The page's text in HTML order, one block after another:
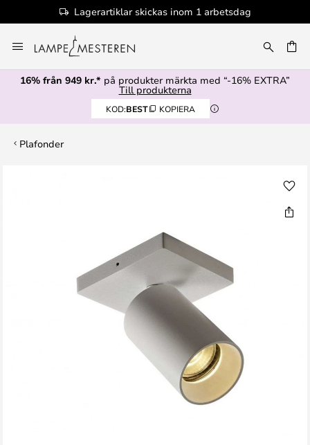
Lagerartiklar skickas inom 1 arbetsdag
till
innehållet
16% från 949 kr.* på produkter märkta med “-16% EXTRA”
Till produkterna
KOD:BEST KOPIERA
Plafonder